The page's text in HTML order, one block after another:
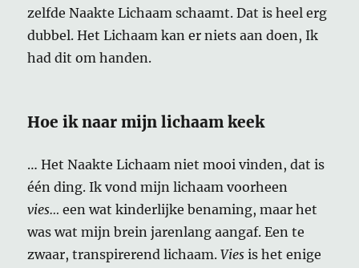
zelfde Naakte Lichaam schaamt. Dat is heel erg
dubbel. Het Lichaam kan er niets aan doen, Ik
had dit om handen.
Hoe ik naar mijn lichaam keek
… Het Naakte Lichaam niet mooi vinden, dat is
één ding. Ik vond mijn lichaam voorheen
vies…een wat kinderlijke benaming, maar het
was wat mijn brein jarenlang aangaf. Een te
zwaar, transpirerend lichaam.Viesis het enige